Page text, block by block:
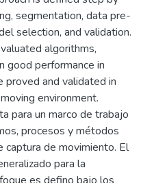
segmentation, data pre-
selection, and validation.
algorithms,
good performance in
and validated in
environment.
para un marco de trabajo
procesos y métodos
captura de movimiento. El
para la